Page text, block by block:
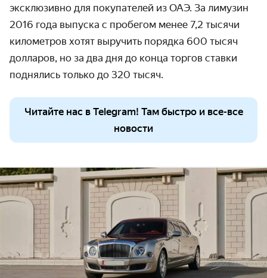
эксклюзивно для покупателей из ОАЭ. За лимузин
2016 года выпуска с пробегом менее 7,2 тысячи
километров хотят выручить порядка 600 тысяч
долларов, но за два дня до конца торгов ставки
поднялись только до 320 тысяч.
Читайте нас в Telegram! Там быстро и все-все
новости